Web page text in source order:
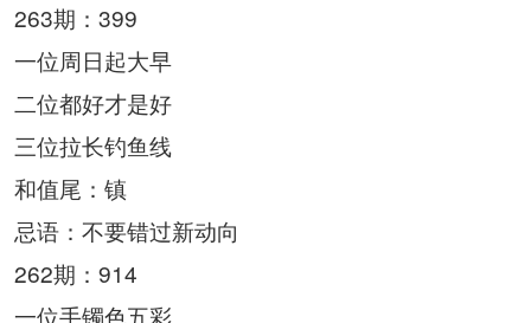
263期：399
一位周日起大早
二位都好才是好
三位拉长钓鱼线
和值尾：镇
忌语：不要错过新动向
262期：914
一位手镯色五彩